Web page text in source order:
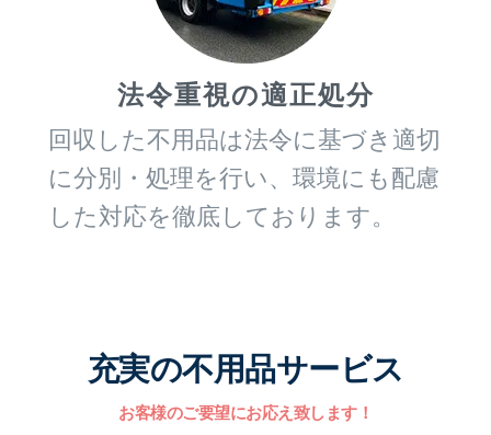
法令重視の適正処分
回収した不用品は法令に基づき適切
に分別・処理を行い、環境にも配慮
した対応を徹底しております。
充実の不用品サービス
お客様のご要望にお応え致します！